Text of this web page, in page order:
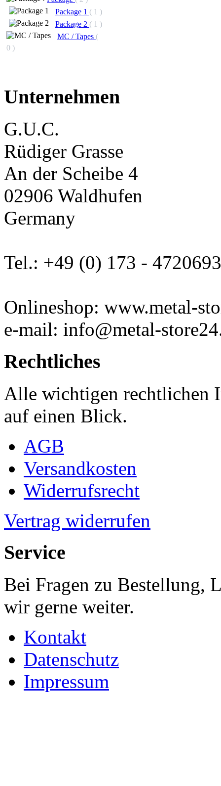
Package 1 ( 1 )
Package 2 ( 1 )
MC / Tapes (
0 )
Unternehmen
G.U.C.
Rüdiger Grasse
An der Scheibe 4
02906 Waldhufen
Germany
Tel.: +49 (0) 173 - 4720693
Onlineshop: www.metal-
e-mail: info@metal-
Rechtliches
Alle wichtigen rechtlichen
auf einen Blick.
AGB
Versandkosten
Widerrufsrecht
Vertrag widerrufen
Service
Bei Fragen zu Bestellung,
wir gerne weiter.
Kontakt
Datenschutz
Impressum